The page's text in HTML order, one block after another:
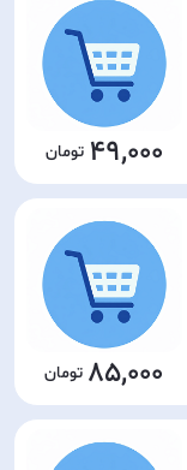
49,000
85,000